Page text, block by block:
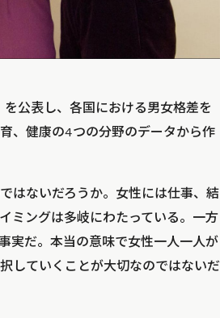
公表し、各国における男女格差を
、健康の4つの分野のデータから作
はないだろうか。女性には仕事、結
ミングは多岐にわたっている。一方
実だ。本当の意味で女性一人一人が
していくことが大切なのではないだ